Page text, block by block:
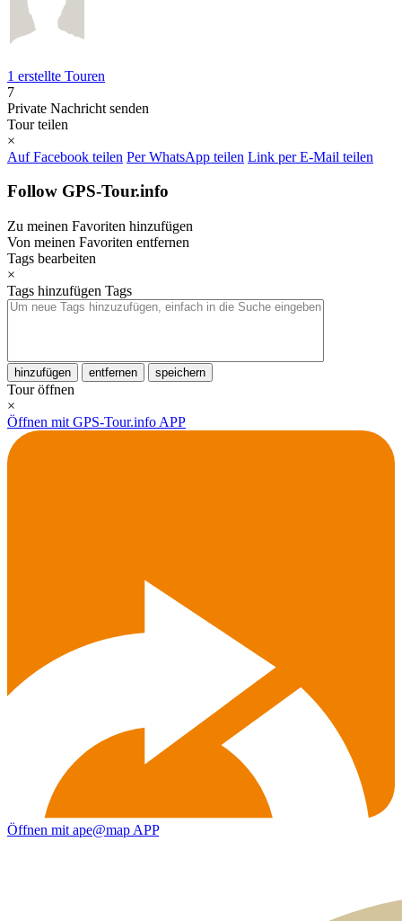
1 erstellte Touren
7
Private Nachricht senden
Tour teilen
×
Auf Facebook teilen Per WhatsApp teilen Link per E-Mail teilen
Follow GPS-Tour.info
Zu meinen Favoriten hinzufügen
Von meinen Favoriten entfernen
Tags bearbeiten
×
Tags hinzufügen Tags
hinzufügen entfernen speichern
Tour öffnen
×
Öffnen mit GPS-Tour.info APP
Öffnen mit ape@map APP